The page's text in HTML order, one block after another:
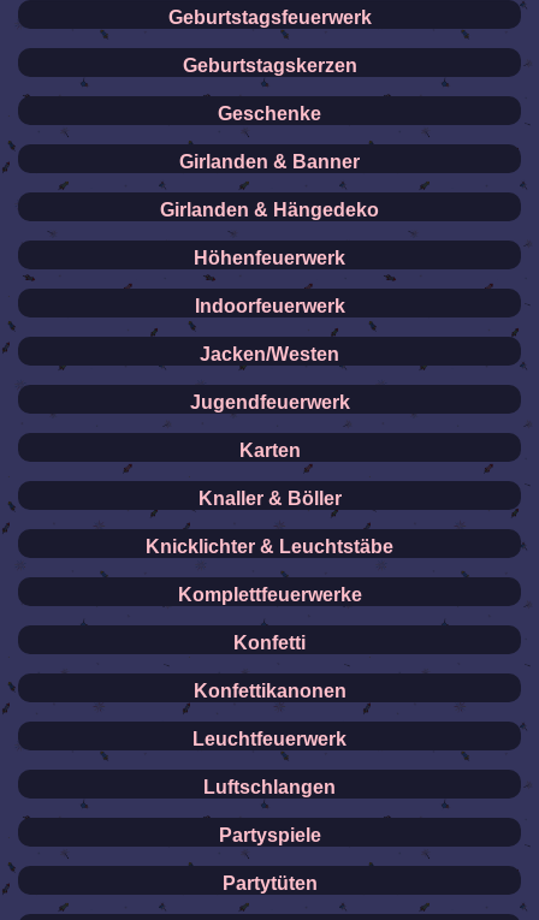
Geburtstagsfeuerwerk
Geburtstagskerzen
Geschenke
Girlanden & Banner
Girlanden & Hängedeko
Höhenfeuerwerk
Indoorfeuerwerk
Jacken/Westen
Jugendfeuerwerk
Karten
Knaller & Böller
Knicklichter & Leuchtstäbe
Komplettfeuerwerke
Konfetti
Konfettikanonen
Leuchtfeuerwerk
Luftschlangen
Partyspiele
Partytüten